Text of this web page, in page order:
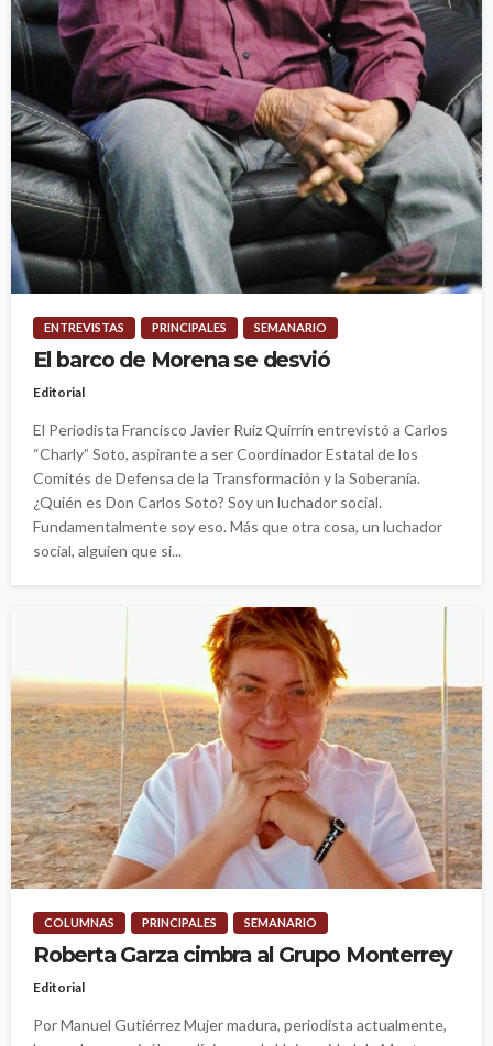
ENTREVISTAS PRINCIPALES SEMANARIO
El barco de Morena se desvió
Editorial
El Periodista Francisco Javier Ruiz Quirrín entrevistó a Carlos
“Charly” Soto, aspirante a ser Coordinador Estatal de los
Comités de Defensa de la Transformación y la Soberanía.
¿Quién es Don Carlos Soto? Soy un luchador social.
Fundamentalmente soy eso. Más que otra cosa, un luchador
social, alguien que si...
COLUMNAS PRINCIPALES SEMANARIO
Roberta Garza cimbra al Grupo Monterrey
Editorial
Por Manuel Gutiérrez Mujer madura, periodista actualmente,